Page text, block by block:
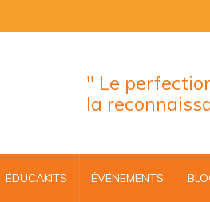
" Le
la
ÉDUCAKITS ÉVÉNEMENTS